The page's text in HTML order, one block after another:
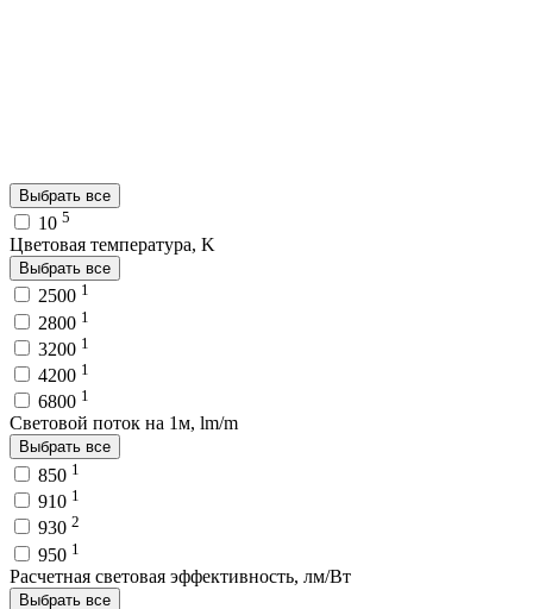
Выбрать все
10 5
Цветовая температура, K
Выбрать все
2500 1
2800 1
3200 1
4200 1
6800 1
Световой поток на 1м, lm/m
Выбрать все
850 1
910 1
930 2
950 1
Расчетная световая эффективность, лм/Вт
Выбрать все